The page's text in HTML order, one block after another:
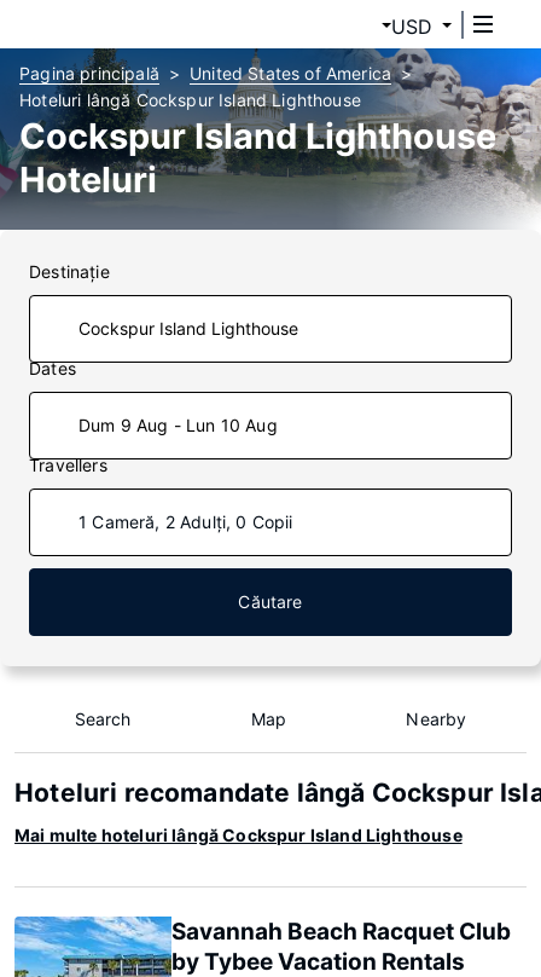
USD
Pagina principală
United States of America
Hoteluri lângă Cockspur Island Lighthouse
Cockspur Island Lighthouse
Hoteluri
Destinaţie
Dates
Dum 9 Aug - Lun 10 Aug
Travellers
1 Cameră, 2 Adulți, 0 Copii
Căutare
Search Map Nearby
Hoteluri recomandate lângă Cockspur
Mai multe hoteluri lângă Cockspur Island Lighthouse
Savannah Beach Racquet Club
by Tybee Vacation Rentals